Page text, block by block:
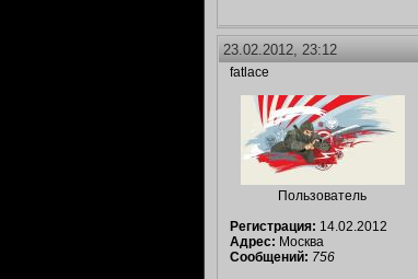
23.02.2012, 23:12
fatlace
Пользователь
Регистрация: 14.02.2012
Адрес: Москва
Сообщений: 756